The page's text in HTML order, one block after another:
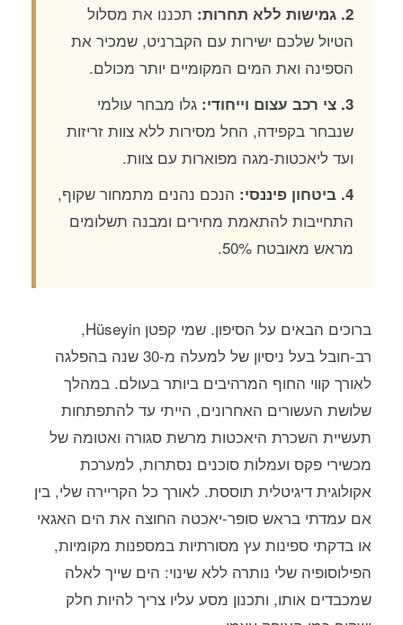
2. גמישות ללא תחרות:
תכננו את מסלול
הטיול שלכם ישירות עם הקברניט, שמכיר את
הספינה ואת המים המקומיים יותר מכולם.
3. צי רכב עצום וייחודי:
גלו מבחר עולמי
שנבחר בקפידה, החל מסירות ללא צוות זריזות
ועד ליאכטות-מגה מפוארות עם צוות.
4. ביטחון פיננסי:
הנכם נהנים מתמחור שקוף,
התחייבות להתאמת מחירים ומבנה תשלומים
מראש מאובטח 50%.
ברוכים הבאים על הסיפון. שמי קפטן Hüseyin,
רב-חובל בעל ניסיון של למעלה מ-30 שנה בהפלגה
לאורך קווי החוף המרהיבים ביותר בעולם. במהלך
שלושת העשורים האחרונים, הייתי עד להתפתחות
תעשיית השכרת היאכטות מרשת סגורה ואטומה של
מכשירי פקס ועמלות סוכנים נסתרות, למערכת
אקולוגית דיגיטלית תוססת. לאורך כל הקריירה שלי, בין
אם עמדתי בראש סופר-יאכטה החוצה את הים האגאי
או בדקתי ספינות עץ מסורתיות במספנות מקומיות,
הפילוסופיה שלי נותרה ללא שינוי: הים שייך לאלה
שמכבדים אותו, ותכנון מסע עליו צריך להיות חלק